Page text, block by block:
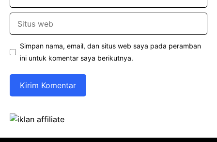
Simpan nama, email, dan situs web saya pada peramban
ini untuk komentar saya berikutnya.